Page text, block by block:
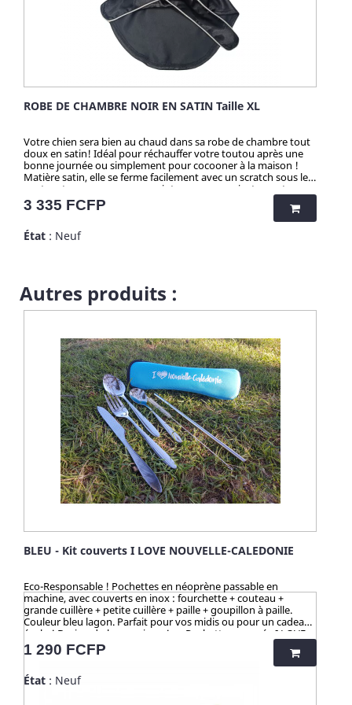
ROBE DE CHAMBRE NOIR EN SATIN Taille XL
Votre chien sera bien au chaud dans sa robe de chambre tout
doux en satin! Idéal pour réchauffer votre toutou après une
bonne journée ou simplement pour cocooner à la maison !
Matière satin, elle se ferme facilement avec un scratch sous le
ventre et se noue avec une ceinture pour un ajustement
parfais. Pour cocooner à deux des tailles (Humain) son
disponible... Coloris : Noir, Blanc ou Rouge Lavage en machine
Prix
3 335 FCFP
État : Neuf
Autres produits :
BLEU - Kit couverts I LOVE NOUVELLE-CALEDONIE
Eco-Responsable ! Pochettes en néoprène passable en
machine, avec couverts en inox : fourchette + couteau +
grande cuillère + petite cuillère + paille + goupillon à paille.
Couleur bleu lagon. Parfait pour vos midis ou pour un cadeau
écolo ! Design du logo unique ! >> Pochette marquée I LOVE
NOUVELLE-CALEDONIE Pochette lavable au lave-linge. ☀️-☀️-
☀️-☀️-☀️-☀️-☀️-☀️ Avec NATURE & CAILLOU, profitez d'une
gamme d'articles dédiés à l’univers de la cuisine et du pratique
en outdoor, pour une vie saine et éco-responsable ! Découvrez
Prix
1 290 FCFP
État : Neuf